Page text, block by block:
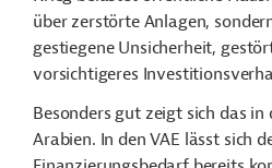
über zerstörte Anlagen,
gestiegene Unsicherheit,
vorsichtigeres
Besonders gut zeigt sich das in
Arabien. In den VAE lässt sich